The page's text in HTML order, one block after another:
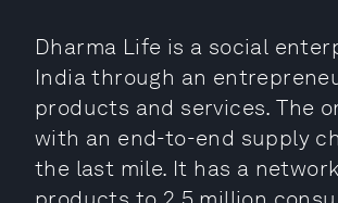
Dharma Life is a social
India through an
products and services. The
with an end-to-end supply
the last mile. It has a